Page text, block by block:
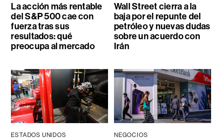
La acción más rentable
del S&P 500 cae con
fuerza tras sus
resultados: qué
preocupa al mercado
Wall Street cierra a la
baja por el repunte del
petróleo y nuevas dudas
sobre un acuerdo con
Irán
ESTADOS UNIDOS NEGOCIOS